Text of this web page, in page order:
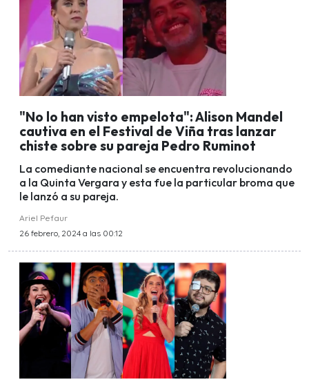
"No lo han visto empelota": Alison Mandel
cautiva en el Festival de Viña tras lanzar
chiste sobre su pareja Pedro Ruminot
La comediante nacional se encuentra revolucionando
a la Quinta Vergara y esta fue la particular broma que
le lanzó a su pareja.
Ariel Pefaur
26 febrero, 2024 a las 00:12